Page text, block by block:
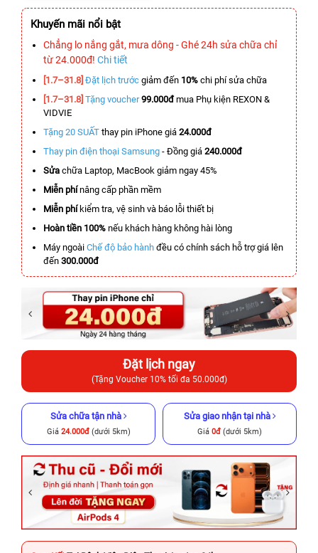
Khuyến mãi nổi bật
Chẳng lo nắng gắt, mưa dông - Ghé 24h sửa chữa chỉ
từ 24.000đ! Chi tiết
[1.7–31.8] Đặt lịch trước giảm đến 10% chi phí sửa chữa
[1.7–31.8] Tặng voucher 99.000đmua Phụ kiện REXON &
VIDVIE
Tặng 20 SUẤT thay pin iPhone giá 24.000đ
Thay pin điện thoại Samsung - Đồng giá 240.000đ
Sửa chữa Laptop, MacBook giảm ngay 45%
Miễn phínâng cấp phần mềm
Miễn phíkiểm tra, vệ sinh và báo lỗi thiết bị
Hoàn tiền 100% nếu khách hàng không hài lòng
Máy ngoài Chế độ bảo hành đều có chính sách hỗ trợ giá lên
đến 300.000đ
Đặt lịch ngay
(Tặng Voucher 10% tối đa 50.000đ)
Sửa chữa tận nhà
Giá 24.000đ(dưới 5km)
Sửa giao nhận tại nhà
Giá 0đ (dưới 5km)